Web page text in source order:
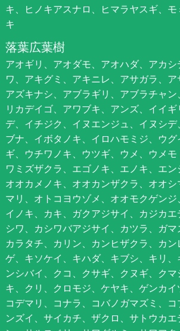
キ、ヒノキアスナロ、ヒマラヤスギ、
キ
落葉広葉樹
アオギリ、アオダモ、アオハダ、アカ
ワ、アキグミ、アキニレ、アサガラ、ア
アズキナシ、アブラギリ、アブラチャン
リカデイゴ、アワブキ、アンズ、イイ
デ、イチジク、イヌエンジュ、イヌシデ
ブナ、イボタノキ、イロハモミジ、ウグ
ギ、ウチワノキ、ウツギ、ウメ、ウメ
ワミズザクラ、エゴノキ、エノキ、エン
オオカメノキ、オオカンザクラ、オオ
マリ、オトコヨウゾメ、オオモクゲン
イノキ、カキ、ガクアジサイ、カジカ
シワ、カシワバアジサイ、カツラ、ガマ
カラタチ、カリン、カンヒザクラ、カ
ゲ、キソケイ、キハダ、キブシ、キリ
ンシバイ、クコ、クサギ、クヌギ、ク
キ、クリ、クロモジ、ケヤキ、ゲンカイ
コデマリ、コナラ、コバノガマズミ、
ンズイ、サイカチ、ザクロ、サトウカ